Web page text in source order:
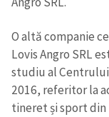
O altă companie
Lovis Angro SRL
studiu al
2016, referitor la
tineret și sport din